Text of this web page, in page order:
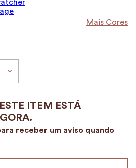
Mais Cores